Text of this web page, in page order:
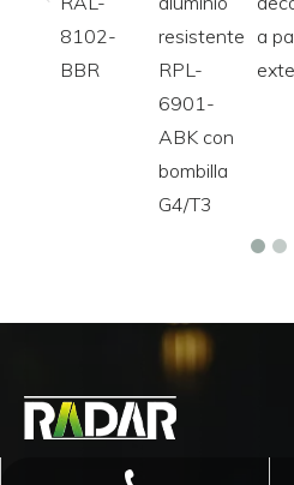
8102-
BBR
resistente
RPL-
6901-
ABK con
bombilla
G4/T3
a